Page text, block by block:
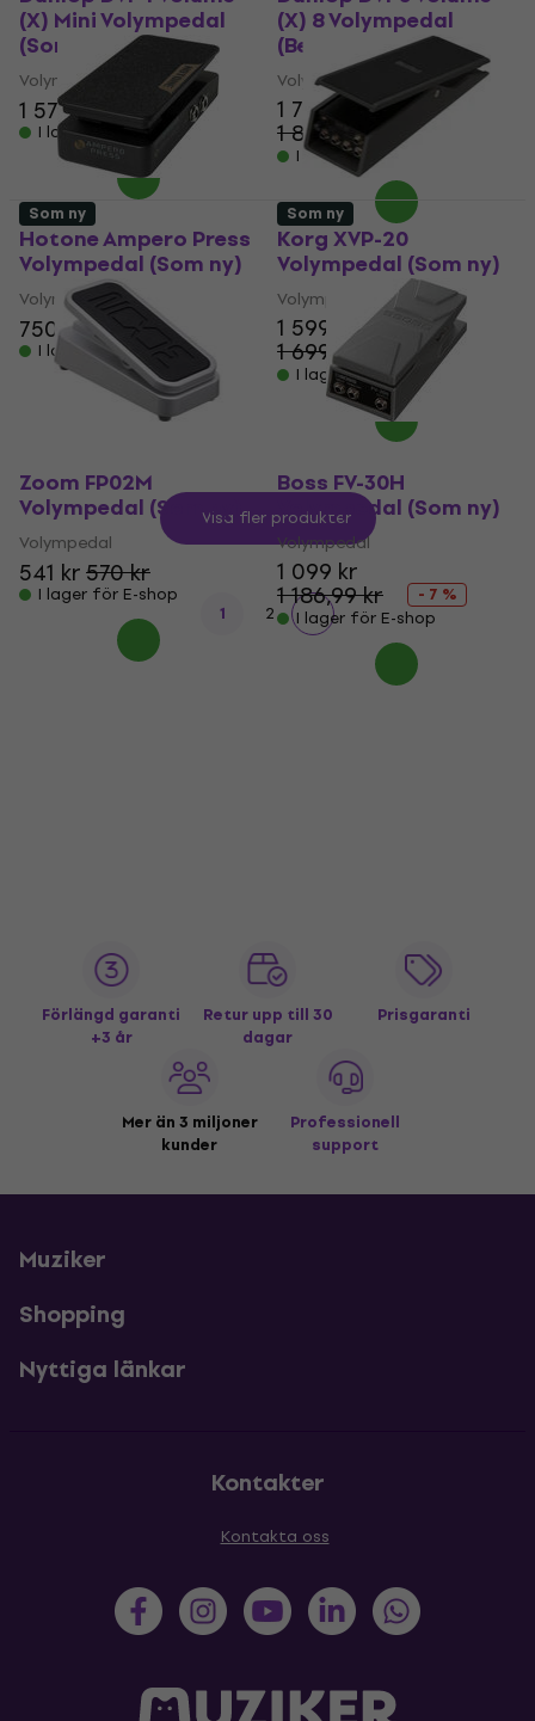
(X) Mini Volympedal
(Som ny)
Volympedal
1 579 kr1 616,33 kr
I lager för E-shop
(X) 8 Volympedal
(Begagnad)
Volympedal
1 719 kr
1 839 kr
- 7 %
I lager för E-shop
Hotone Ampero Press
Volympedal (Som ny)
Volympedal
750 kr
I lager för E-shop
Korg XVP-20
Volympedal (Som ny)
Volympedal
1 599 kr
1 699 kr
- 6 %
I lager för E-shop
Som ny
Zoom FP02M
Volympedal (Som ny)
Volympedal
541 kr570 kr
I lager för E-shop
Som ny
Boss FV-30H
Volympedal (Som ny)
Volympedal
1 099 kr
1 186,99 kr
- 7 %
I lager för E-shop
Visa fler produkter
1 2
Förlängd garanti
+3 år
Retur upp till 30
dagar
Prisgaranti
Mer än 3 miljoner
kunder
Professionell
support
Muziker
Shopping
Nyttiga länkar
Kontakter
Kontakta oss